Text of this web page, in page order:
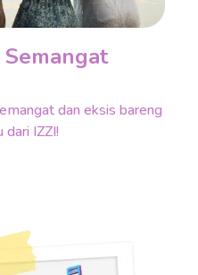
dan eksis bareng
IZZI!